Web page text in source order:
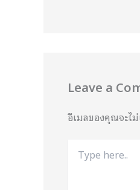
Leave a
อีเมลของคุณจะไ
here..